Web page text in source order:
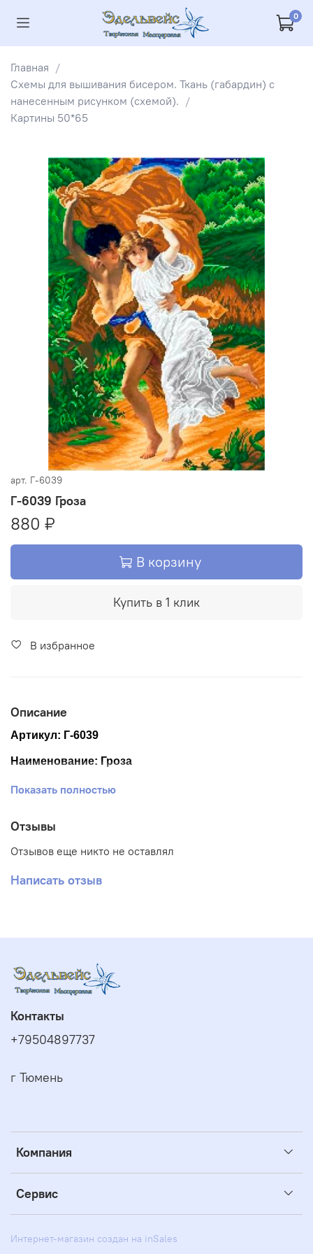
0
Главная
Схемы для вышивания бисером. Ткань (габардин) с
нанесенным рисунком (схемой).
Картины 50*65
арт. Г-6039
Г-6039 Гроза
880 ₽
В корзину
Купить в 1 клик
В избранное
Описание
Артикул: Г-6039
Наименование: Гроза
Размер ткани 50*65 см.
Показать полностью
Отзывы
Отзывов еще никто не оставлял
Написать отзыв
Компания
Сервис
Контакты
+79504897737
г Тюмень
Интернет-магазин создан на inSales